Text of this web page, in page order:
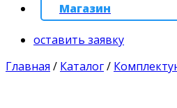
Магазин
оставить заявку
Главная / Каталог/